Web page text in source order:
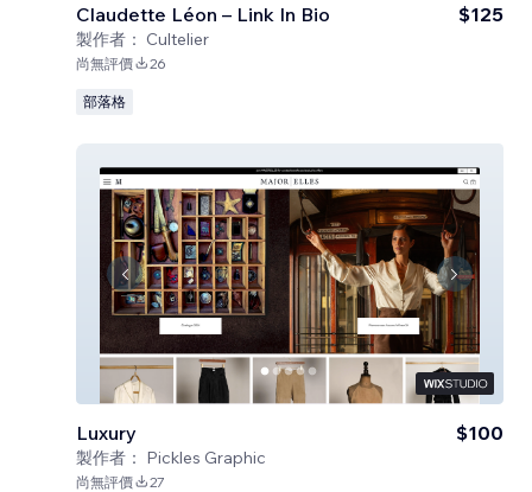
Claudette Léon – Link In Bio
製作者： Cultelier
$125
尚無評價 26
部落格
Luxury
製作者： Pickles Graphic
$100
尚無評價 27